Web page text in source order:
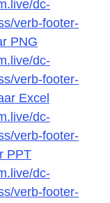
dc-
verb-footer-
PNG
dc-
verb-footer-
Excel
dc-
verb-footer-
PPT
dc-
verb-footer-